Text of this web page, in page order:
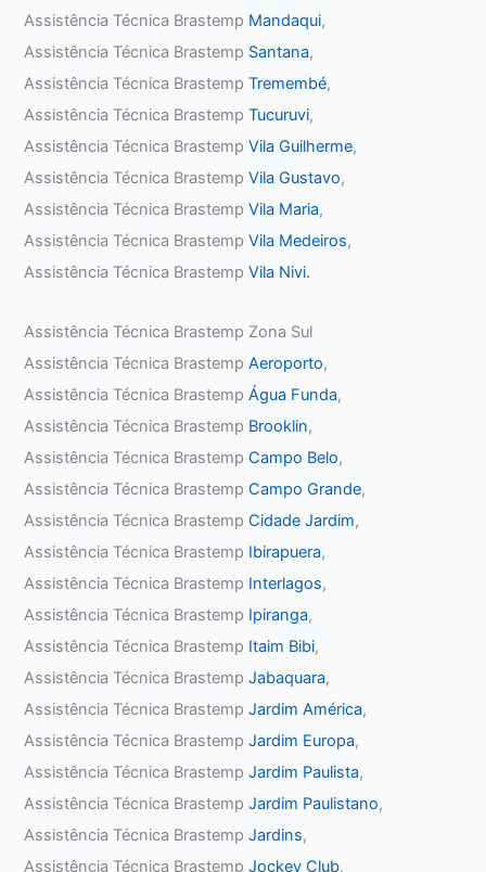
Assistência Técnica Brastemp Mandaqui,
Assistência Técnica Brastemp Santana,
Assistência Técnica BrastempTremembé,
Assistência Técnica BrastempTucuruvi,
Assistência Técnica BrastempVila Guilherme,
Assistência Técnica BrastempVila Gustavo,
Assistência Técnica BrastempVila Maria,
Assistência Técnica BrastempVila Medeiros,
Assistência Técnica BrastempVila Nivi.
Assistência Técnica Brastemp Zona Sul
Assistência Técnica BrastempAeroporto,
Assistência Técnica BrastempÁgua Funda,
Assistência Técnica Brastemp Brooklin,
Assistência Técnica BrastempCampo Belo,
Assistência Técnica BrastempCampo Grande,
Assistência Técnica BrastempCidade Jardim,
Assistência Técnica Brastemp Ibirapuera,
Assistência Técnica Brastemp Interlagos,
Assistência Técnica Brastemp Ipiranga,
Assistência Técnica Brastemp Itaim Bibi,
Assistência Técnica BrastempJabaquara,
Assistência Técnica BrastempJardim América,
Assistência Técnica BrastempJardim Europa,
Assistência Técnica BrastempJardim Paulista,
Assistência Técnica BrastempJardim Paulistano,
Assistência Técnica BrastempJardins,
Assistência Técnica BrastempJockey Club,